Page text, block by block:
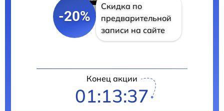
-20%
Скидка по
предварительной
записи на сайте
Конец акции
01:13:36